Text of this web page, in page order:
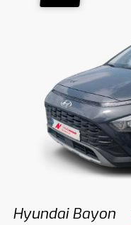
Hyundai Bayon